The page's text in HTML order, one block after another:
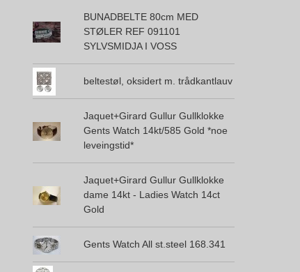
BUNADBELTE 80cm MED
STØLER REF 091101
SYLVSMIDJA I VOSS
beltestøl, oksidert m. trådkantlauv
Jaquet+Girard Gullur Gullklokke
Gents Watch 14kt/585 Gold *noe
leveingstid*
Jaquet+Girard Gullur Gullklokke
dame 14kt - Ladies Watch 14ct
Gold
Gents Watch All st.steel 168.341